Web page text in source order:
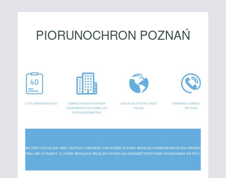
PIORUNOCHRON POZNAŃ